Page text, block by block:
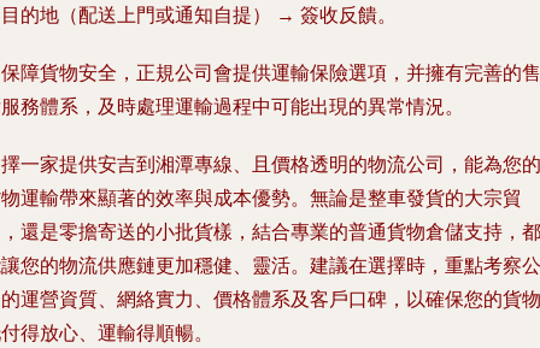
的地（配送上門或通知自提） → 簽收反饋。
障貨物安全，正規公司會提供運輸保險選項，并擁有完善的售
務體系，及時處理運輸過程中可能出現的異常情況。
一家提供安吉到湘潭專線、且價格透明的物流公司，能為您的
運輸帶來顯著的效率與成本優勢。無論是整車發貨的大宗貿
還是零擔寄送的小批貨樣，結合專業的普通貨物倉儲支持，都
您的物流供應鏈更加穩健、靈活。建議在選擇時，重點考察公
運營資質、網絡實力、價格體系及客戶口碑，以確保您的貨物
得放心、運輸得順暢。